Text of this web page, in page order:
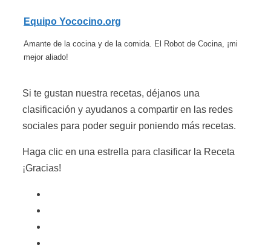
Equipo Yococino.org
Amante de la cocina y de la comida. El Robot de Cocina, ¡mi
mejor aliado!
Si te gustan nuestra recetas, déjanos una
clasificación y ayudanos a compartir en las redes
sociales para poder seguir poniendo más recetas.
Haga clic en una estrella para clasificar la Receta
¡Gracias!